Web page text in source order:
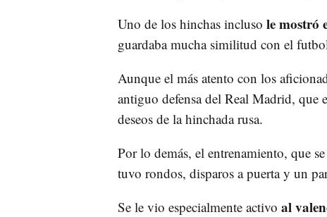
Uno de los hinchas incluso le mostró
guardaba mucha similitud con el
Aunque el más atento con los
antiguo defensa del Real Madrid, que
deseos de la hinchada rusa.
Por lo demás, el entrenamiento, que
tuvo rondos, disparos a puerta y un
Se le vio especialmente activo al